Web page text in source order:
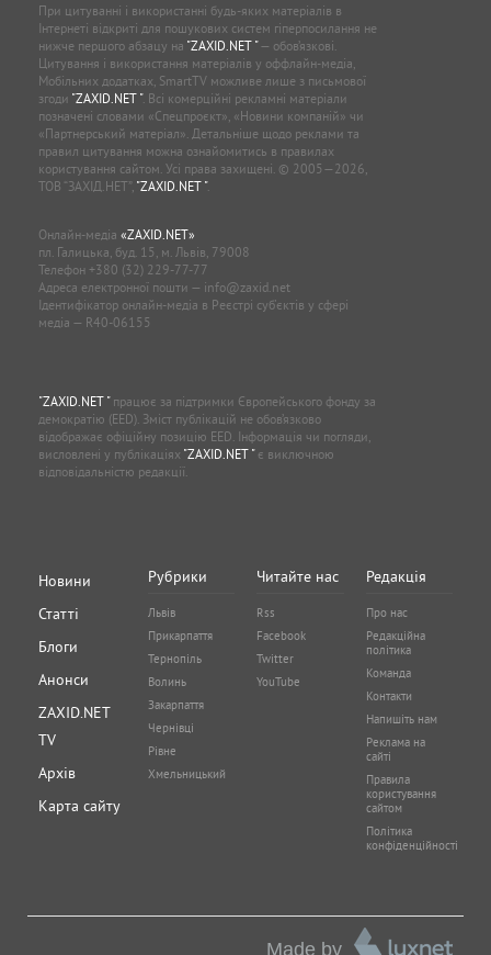
При цитуванні і використанні будь-яких матеріалів в
Інтернеті відкриті для пошукових систем гіперпосилання не
нижче першого абзацу на "ZAXID.NET "— обов’язкові.
Цитування і використання матеріалів у оффлайн-медіа,
Мобільних додатках, SmartTV можливе лише з письмової
згоди "ZAXID.NET ". Всі комерційні рекламні матеріали
позначені словами «Спецпроєкт», «Новини компаній» чи
«Партнерський матеріал». Детальніше щодо реклами та
правил цитування можна ознайомитись в правилах
користування сайтом. Усі права захищені. © 2005—2026,
ТОВ “ЗАХІД.НЕТ”, "ZAXID.NET ".
Онлайн-медіа «ZAXID.NET»
пл. Галицька, буд. 15, м. Львів, 79008
Телефон +380 (32) 229-77-77
Адреса електронної пошти — info@zaxid.net
Ідентифікатор онлайн-медіа в Реєстрі суб'єктів у сфері
медіа — R40-06155
"ZAXID.NET "працює за підтримки Європейського фонду за
демократію (EED). Зміст публікацій не обов’язково
відображає офіційну позицію EED. Інформація чи погляди,
висловлені у публікаціях "ZAXID.NET "є виключною
відповідальністю редакції.
Новини
Статті
Блоги
Анонси
ZAXID.NET
TV
Архів
Карта сайту
Рубрики
Львів
Прикарпаття
Тернопіль
Волинь
Закарпаття
Чернівці
Рівне
Хмельницький
Читайте нас
Rss
Facebook
Twitter
YouTube
Редакція
Про нас
Редакційна
політика
Команда
Контакти
Напишіть нам
Реклама на
сайті
Правила
користування
сайтом
Політика
конфіденційності
Made by